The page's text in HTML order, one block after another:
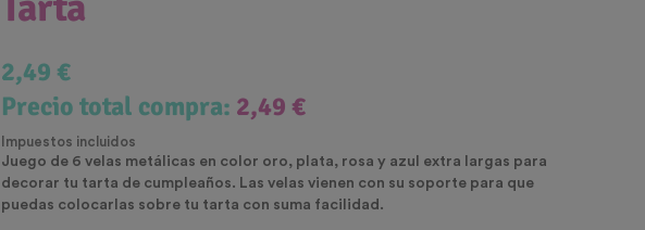
2,49 €
Precio total compra: 2,49 €
Impuestos incluidos
Juego de 6 velas metálicas en color oro, plata, rosa y azul extra largas para
decorar tu tarta de cumpleaños. Las velas vienen con su soporte para que
puedas colocarlas sobre tu tarta con suma facilidad.